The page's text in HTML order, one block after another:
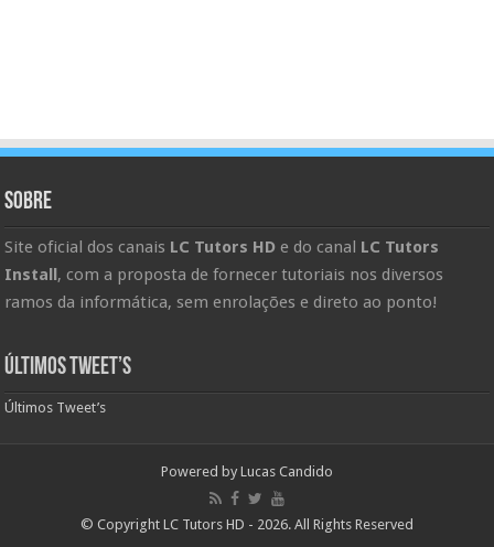
Sobre
Site oficial dos canais LC Tutors HD e do canal LC Tutors
Install, com a proposta de fornecer tutoriais nos diversos
ramos da informática, sem enrolações e direto ao ponto!
Últimos Tweet’s
Últimos Tweet’s
Powered by Lucas Candido
© Copyright LC Tutors HD - 2026. All Rights Reserved